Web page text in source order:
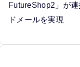
FutureShop2」が
ドメールを実現